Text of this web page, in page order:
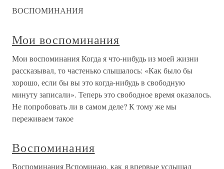
ВОСПОМИНАНИЯ
Мои воспоминания
Мои воспоминания Когда я что-нибудь из моей жизни
рассказывал, то частенько слышалось: «Как было бы
хорошо, если бы вы это когда-нибудь в свободную
минуту записали». Теперь это свободное время оказалось.
Не попробовать ли в самом деле? К тому же мы
переживаем такое
Воспоминания
Воспоминания Вспоминаю, как я впервые услышал